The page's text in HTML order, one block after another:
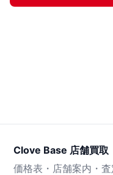
Clove Base 店舗買取
価格表・店舗案内・